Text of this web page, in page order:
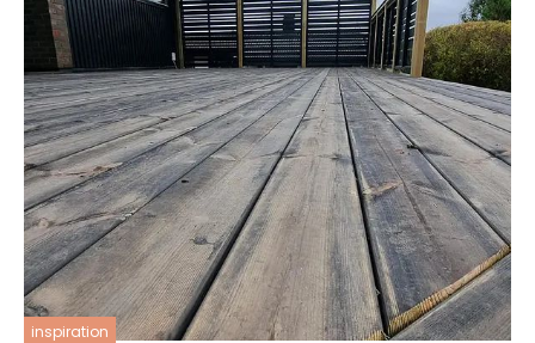
inspiration